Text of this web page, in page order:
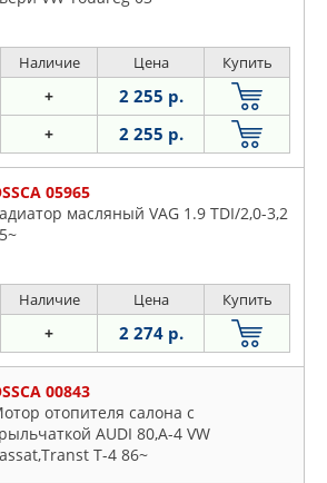
Наличие Цена Купить
+ 2 255 р.
+ 2 255 р.
05965
масляный VAG 1.9 TDI/2,0-3,2
Наличие Цена Купить
+ 2 274 р.
00843
отопителя салона с
AUDI 80,A-4 VW
T-4 86~